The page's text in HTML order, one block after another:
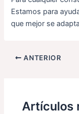
Estamos para
que mejor se
ANTERIOR
Artículos